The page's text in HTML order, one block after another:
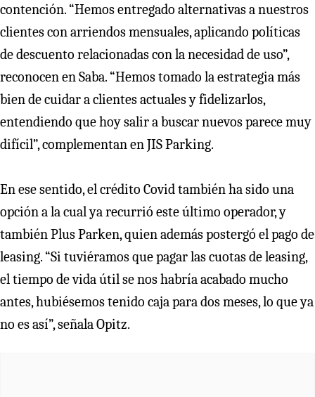
contención. “Hemos entregado alternativas a nuestros
clientes con arriendos mensuales, aplicando políticas
de descuento relacionadas con la necesidad de uso”,
reconocen en Saba. “Hemos tomado la estrategia más
bien de cuidar a clientes actuales y fidelizarlos,
entendiendo que hoy salir a buscar nuevos parece muy
difícil”, complementan en JIS Parking.
En ese sentido, el crédito Covid también ha sido una
opción a la cual ya recurrió este último operador, y
también Plus Parken, quien además postergó el pago de
leasing. “Si tuviéramos que pagar las cuotas de leasing,
el tiempo de vida útil se nos habría acabado mucho
antes, hubiésemos tenido caja para dos meses, lo que ya
no es así”, señala Opitz.